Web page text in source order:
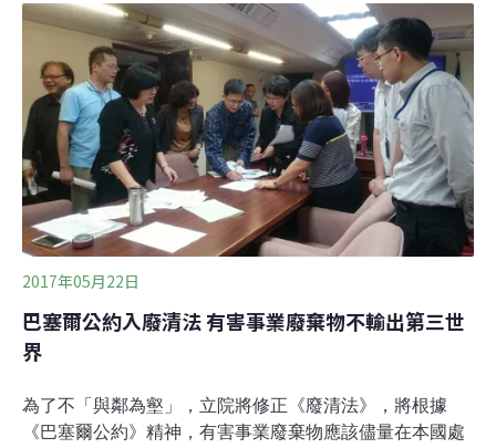
巴塞爾行動網（Basel Action Network，BAN）去年發現
大部分的GPS追蹤器隨著電子垃圾進入了香港新界。這些
出口至開發中國家的垃圾被壓碎、燃燒或是用化學物質處
理。生存困難的移工並不知道自己面對的危險，拆解舊電
腦、印表機和螢幕時，暴露於汞和鉛等有害重金屬。無法
立即回收的電子垃圾則被丟在路邊或田裡。
2017年05月22日
巴塞爾公約入廢清法 有害事業廢棄物不輸出第三世
界
為了不「與鄰為壑」，立院將修正《廢清法》，將根據
《巴塞爾公約》精神，有害事業廢棄物應該儘量在本國處